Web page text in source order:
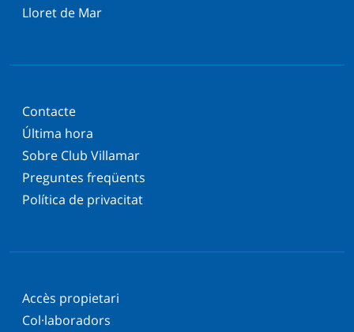
Lloret de Mar
Contacte
Última hora
Sobre Club Villamar
Preguntes freqüents
Política de privacitat
Accès propietari
Col·laboradors